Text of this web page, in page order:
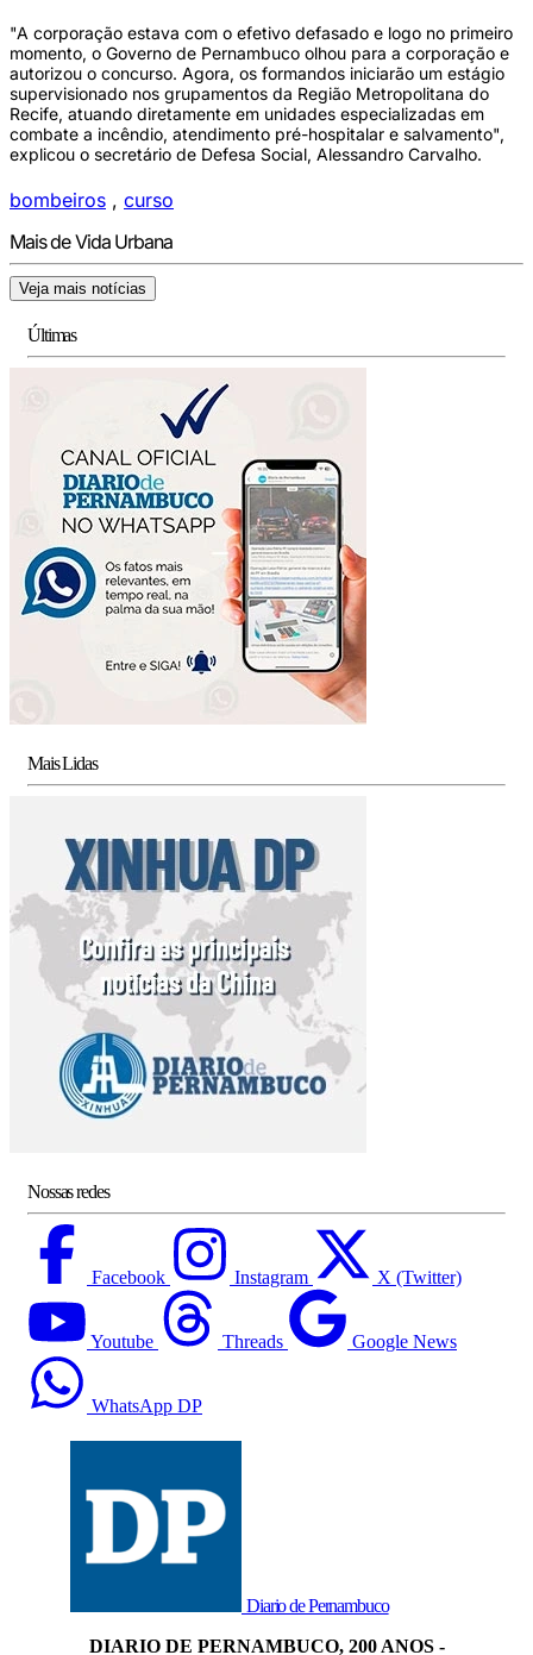
"A corporação estava com o efetivo defasado e logo no primeiro
momento, o Governo de Pernambuco olhou para a corporação e
autorizou o concurso. Agora, os formandos iniciarão um estágio
supervisionado nos grupamentos da Região Metropolitana do
Recife, atuando diretamente em unidades especializadas em
combate a incêndio, atendimento pré-hospitalar e salvamento",
explicou o secretário de Defesa Social, Alessandro Carvalho.
bombeiros , curso
Mais de Vida Urbana
Veja mais notícias
Últimas
Mais Lidas
Nossas redes
Facebook Instagram X (Twitter)
Youtube Threads Google News
WhatsApp DP
Diario de Pernambuco
DIARIO DE PERNAMBUCO, 200 ANOS -